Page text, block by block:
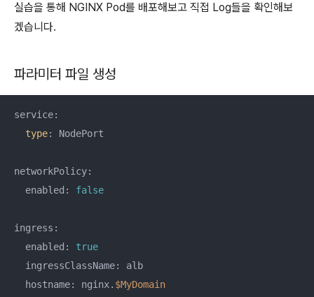
실습을 통해 NGINX Pod를 배포해보고 직접 Log들을 확인해보
겠습니다.
파라미터 파일 생성
service:
type: NodePort
networkPolicy:
enabled: false
ingress:
enabled: true
ingressClassName: alb
hostname: nginx. $MyDomain